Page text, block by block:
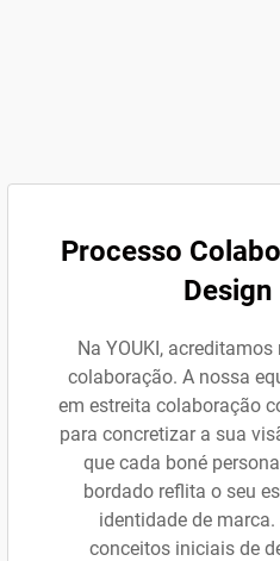
Processo
Design
Na YOUKI, acreditamos
colaboração. A nossa
em estreita colaboração
para concretizar a sua
que cada boné
bordado reflita o seu
identidade de marca.
conceitos iniciais de